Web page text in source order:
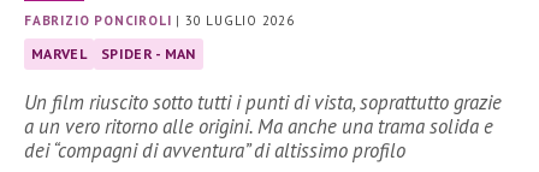
FABRIZIO PONCIROLI | 30 LUGLIO 2026
MARVEL SPIDER - MAN
Un film riuscito sotto tutti i punti di vista, soprattutto grazie
a un vero ritorno alle origini. Ma anche una trama solida e
dei “compagni di avventura” di altissimo profilo